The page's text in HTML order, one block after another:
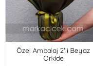
Özel Ambalaj 2'li Beyaz
Orkide